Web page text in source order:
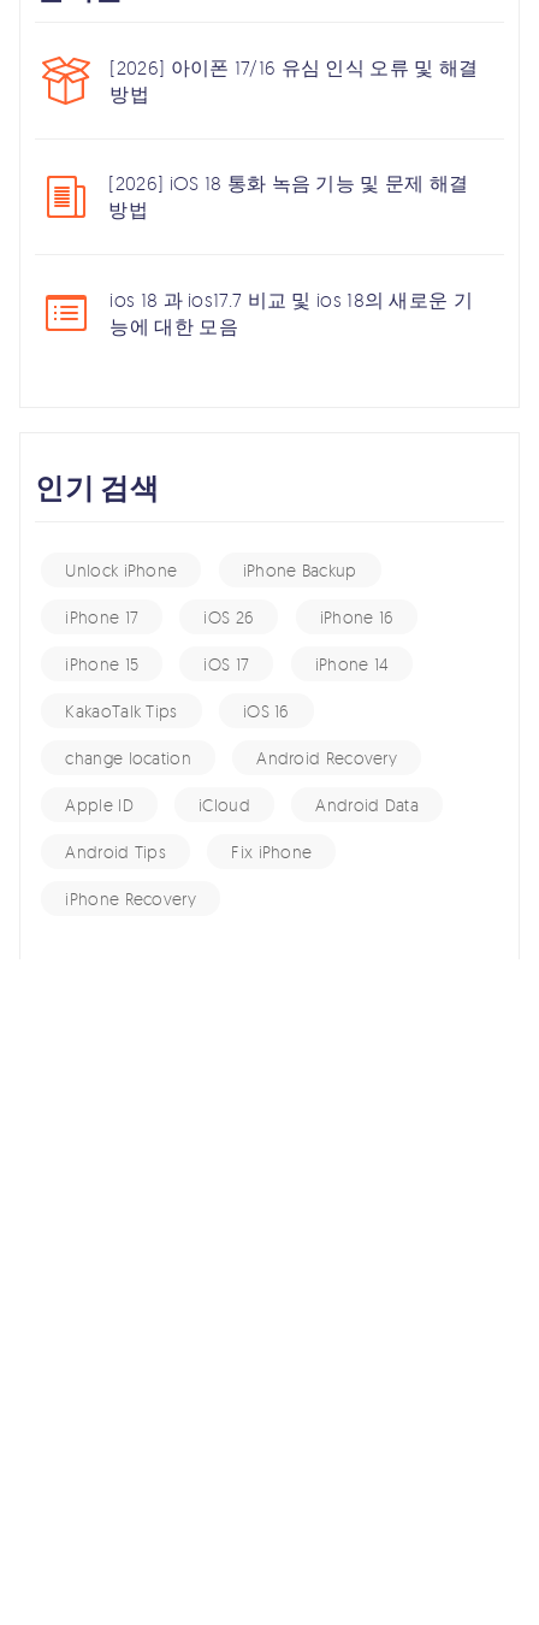
[2026] 아이폰 17/16 유심 인식 오류 및 해결
방법
[2026] iOS 18 통화 녹음 기능 및 문제 해결
방법
ios 18 과 ios17.7 비교 및 ios 18의 새로운 기
능에 대한 모음
인기 검색
Unlock iPhone iPhone Backup
iPhone 17 iOS 26 iPhone 16
iPhone 15 iOS 17 iPhone 14
KakaoTalk Tips iOS 16
change location Android Recovery
Apple ID iCloud Android Data
Android Tips Fix iPhone
iPhone Recovery